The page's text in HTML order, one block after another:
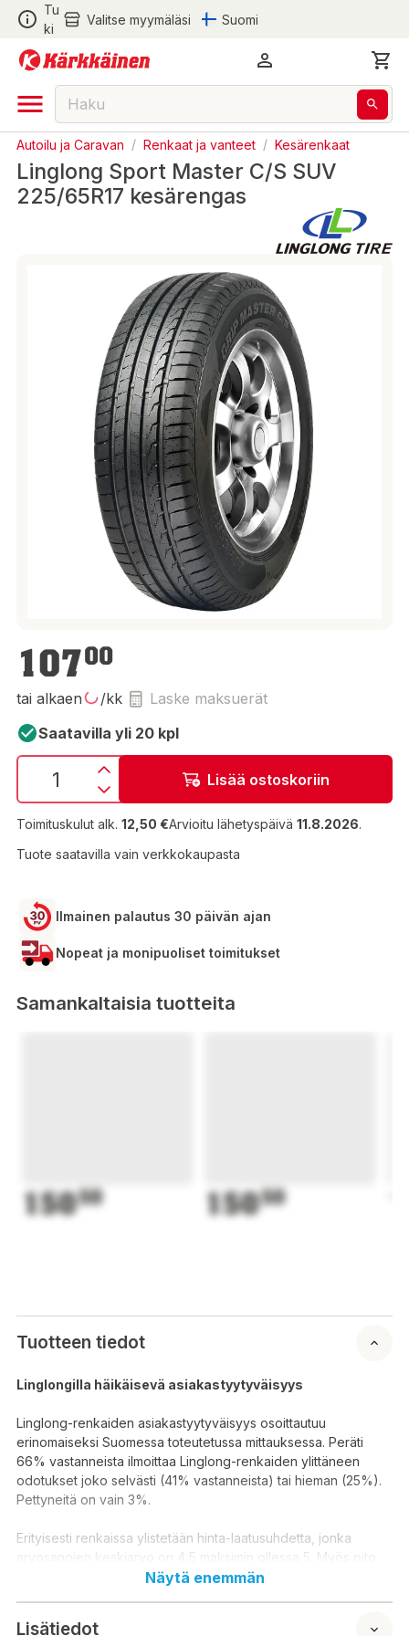
Tu
ki
Valitse myymäläsi Suomi
Autoilu ja Caravan / Renkaat ja vanteet / Kesärenkaat
Linglong Sport Master C/S SUV
225/65R17 kesärengas
107,00 €
10700
tai alkaen /kk
Laske maksuerät
Saatavilla yli 20 kpl
Lisää ostoskoriin
Toimituskulut alk. 12,50 €Arvioitu lähetyspäivä 11.8.2026.
Tuote saatavilla vain verkkokaupasta
Ilmainen palautus 30 päivän ajan
Nopeat ja monipuoliset toimitukset
Samankaltaisia tuotteita
15050 15050
Tuotteen tiedot
Linglongilla häikäisevä asiakastyytyväisyys
Linglong-renkaiden asiakastyytyväisyys osoittautuu
erinomaiseksi Suomessa toteutetussa mittauksessa. Peräti
66% vastanneista ilmoittaa Linglong-renkaiden ylittäneen
odotukset joko selvästi (41% vastanneista) tai hieman (25%).
Pettyneitä on vain 3%.
Erityisesti renkaissa ylistetään hinta-laatusuhdetta, jonka
arvosanojen keskiarvo on 4,5 maksimin ollessa 5. Myös pito
kuivalla (4,4 / 5) saa erinomaisen arvosanan. Renkaan muut
Näytä enemmän
Lisätiedot